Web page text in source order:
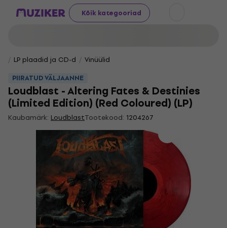
Kõik kategooriad
LP plaadid ja CD-d
Vinüülid
PIIRATUD VÄLJAANNE
Loudblast - Altering Fates & Destinies
(Limited Edition) (Red Coloured) (LP)
Kaubamärk: LoudblastTootekood: 1204267